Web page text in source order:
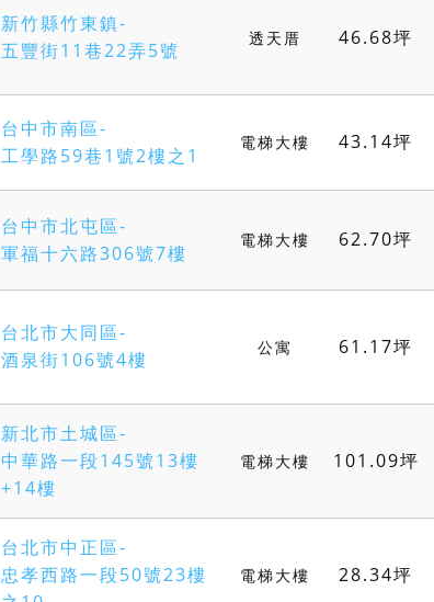
新竹縣竹東鎮-
五豐街11巷22弄5號
透天厝 46.68坪
台中市南區-
工學路59巷1號2樓之1
電梯大樓 43.14坪
台中市北屯區-
軍福十六路306號7樓
電梯大樓 62.70坪
台北市大同區-
酒泉街106號4樓
公寓 61.17坪
新北市土城區-
中華路一段145號13樓
+14樓
電梯大樓 101.09坪
台北市中正區-
忠孝西路一段50號23樓
電梯大樓 28.34坪